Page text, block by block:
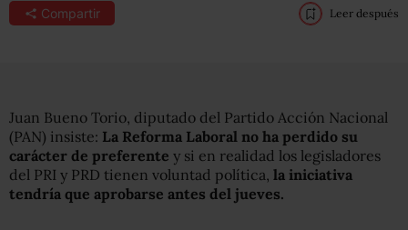
Compartir Leer después
Juan Bueno Torio, diputado del Partido Acción Nacional
(PAN) insiste: La Reforma Laboral no ha perdido su
carácter de preferente y si en realidad los legisladores
del PRI y PRD tienen voluntad política, la iniciativa
tendría que aprobarse antes del jueves.